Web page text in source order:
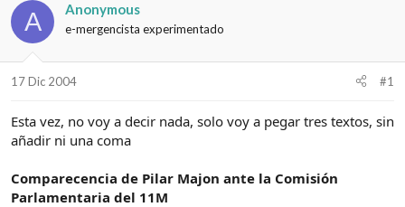
d
o
d
t
e
a
d
e
n
o
A Anonymous
e-mergencista experimentado
17 Dic 2004 #1
Esta vez, no voy a decir nada, solo voy a pegar tres textos, sin
añadir ni una coma
Comparecencia de Pilar Majon ante la Comisión
Parlamentaria del 11M